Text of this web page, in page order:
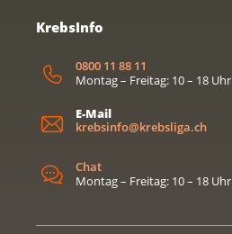
KrebsInfo
0800 11 88 11
Montag – Freitag: 10 – 18 Uhr
E-Mail
krebsinfo@krebsliga.ch
Chat
Montag – Freitag: 10 – 18 Uhr